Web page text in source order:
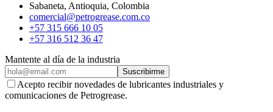
Sabaneta, Antioquia, Colombia
comercial@petrogrease.com.co
+57 315 666 10 05
+57 316 512 36 47
Mantente al día de la industria
Suscribirme
Acepto recibir novedades de lubricantes industriales y
comunicaciones de Petrogrease.